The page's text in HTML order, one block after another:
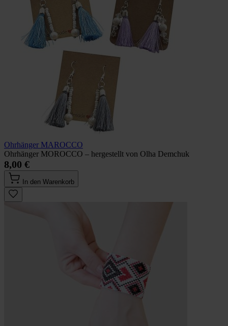
Ohrhänger MAROCCO
Ohrhänger MOROCCO – hergestellt von Olha Demchuk
8,00 €
In den Warenkorb